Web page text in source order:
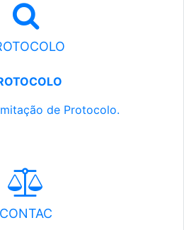
de Protocolo.
CONTAC